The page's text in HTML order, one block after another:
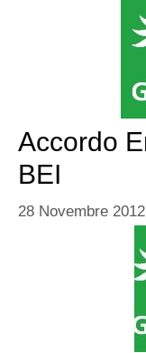
Accordo
BEI
28 Novembre 2012